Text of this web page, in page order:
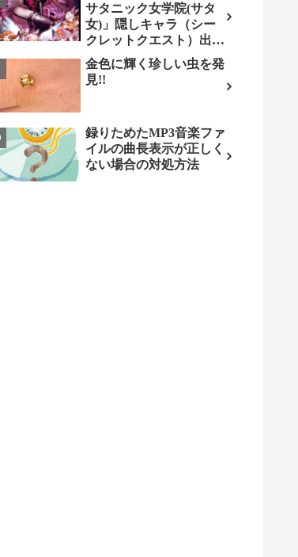
サタニック女学院(サタ
女)」隠しキャラ（シー
クレットクエスト）出現
条件とは（ノーマル編）
金色に輝く珍しい虫を発
見!!
録りためたMP3音楽ファ
イルの曲長表示が正しく
ない場合の対処方法